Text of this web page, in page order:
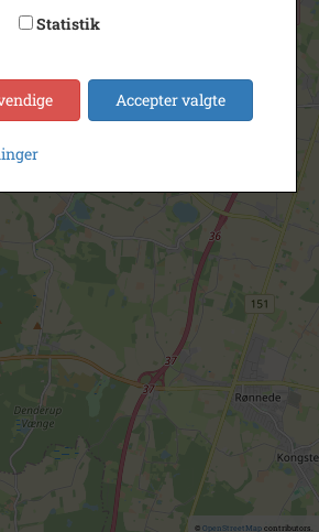
© OpenStreetMapcontributors.
Statistik
Accepter valgte